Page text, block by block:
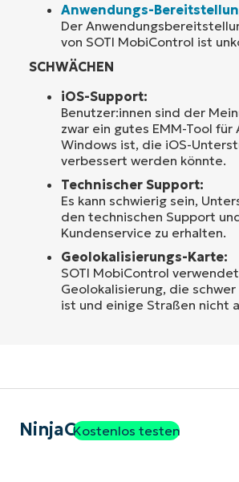
Anwendungs-
Der
von SOTI MobiControl ist
SCHWÄCHEN
iOS-Support:
Benutzer:innen sind der
zwar ein gutes EMM-Tool für
Windows ist, die iOS-
verbessert werden könnte.
Technischer Support:
Es kann schwierig sein,
den technischen Support
Kundenservice zu erhalten.
Geolokalisierungs-Karte:
SOTI MobiControl
Geolokalisierung, die schwer
ist und einige Straßen nicht
NinjaOneKostenlos testen